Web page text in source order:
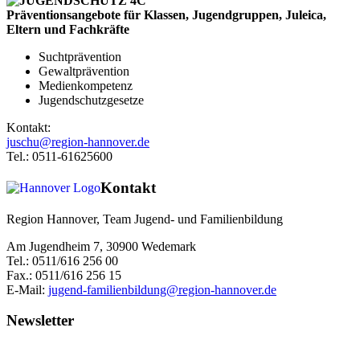
Präventionsangebote für Klassen, Jugendgruppen, Juleica,
Eltern und Fachkräfte
Suchtprävention
Gewaltprävention
Medienkompetenz
Jugendschutzgesetze
Kontakt:
juschu@region-hannover.de
Tel.: 0511-61625600
Kontakt
Region Hannover, Team Jugend- und Familienbildung
Am Jugendheim 7, 30900 Wedemark
Tel.: 0511/616 256 00
Fax.: 0511/616 256 15
E-Mail: jugend-familienbildung@region-hannover.de
Newsletter